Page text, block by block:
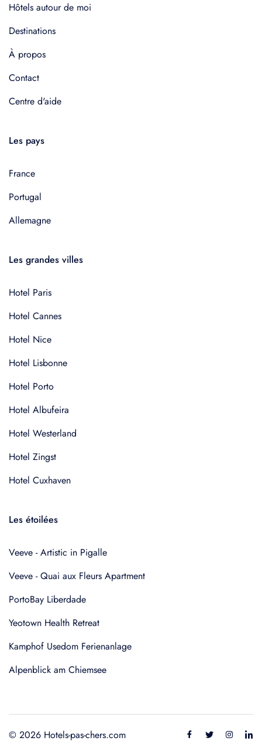
Hôtels autour de moi
Destinations
À propos
Contact
Centre d'aide
Les pays
France
Portugal
Allemagne
Les grandes villes
Hotel Paris
Hotel Cannes
Hotel Nice
Hotel Lisbonne
Hotel Porto
Hotel Albufeira
Hotel Westerland
Hotel Zingst
Hotel Cuxhaven
Les étoilées
Veeve - Artistic in Pigalle
Veeve - Quai aux Fleurs Apartment
PortoBay Liberdade
Yeotown Health Retreat
Kamphof Usedom Ferienanlage
Alpenblick am Chiemsee
© 2026 Hotels-pas-chers.com